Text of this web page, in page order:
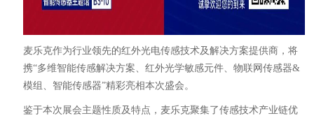
麦乐克作为行业领先的红外光电传感技术及解决方案提供商，将
携“多维智能传感解决方案、红外光学敏感元件、物联网传感器&
模组、智能传感器”精彩亮相本次盛会。
鉴于本次展会主题性质及特点，麦乐克聚集了传感技术产业链优